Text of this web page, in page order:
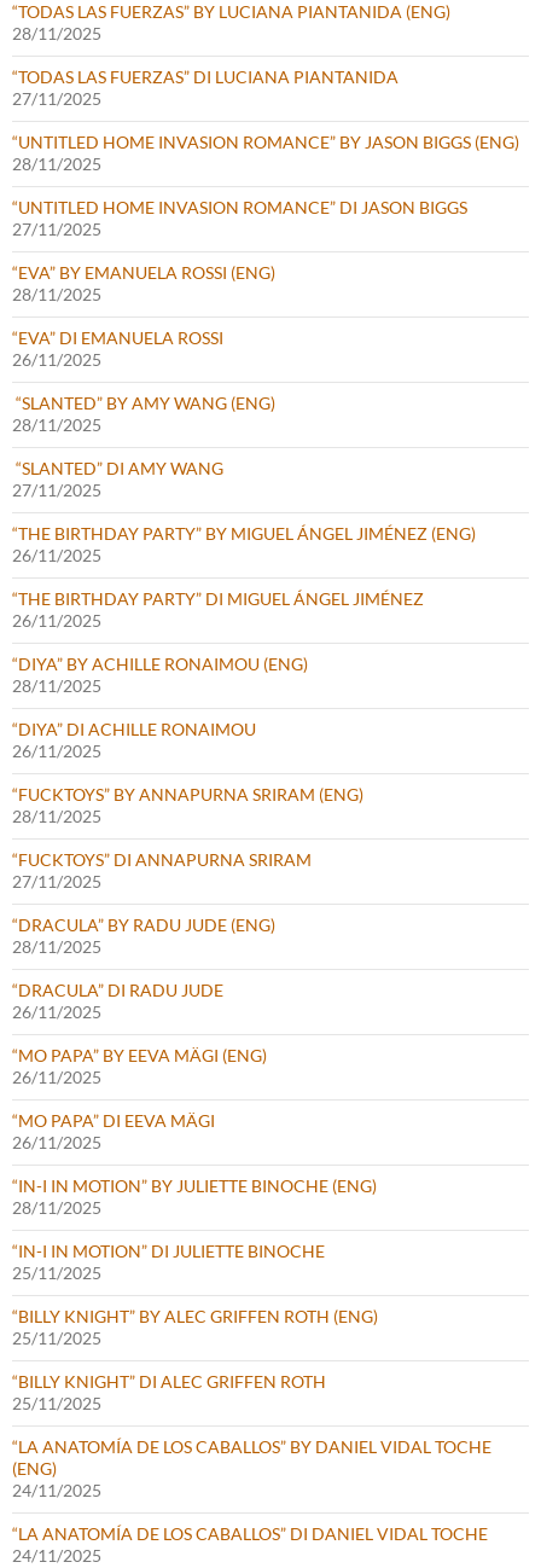
“TODAS LAS FUERZAS” BY LUCIANA PIANTANIDA (ENG)
28/11/2025
“TODAS LAS FUERZAS” DI LUCIANA PIANTANIDA
27/11/2025
“UNTITLED HOME INVASION ROMANCE” BY JASON BIGGS (ENG)
28/11/2025
“UNTITLED HOME INVASION ROMANCE” DI JASON BIGGS
27/11/2025
“EVA” BY EMANUELA ROSSI (ENG)
28/11/2025
“EVA” DI EMANUELA ROSSI
26/11/2025
“SLANTED” BY AMY WANG (ENG)
28/11/2025
“SLANTED” DI AMY WANG
27/11/2025
“THE BIRTHDAY PARTY” BY MIGUEL ÁNGEL JIMÉNEZ (ENG)
26/11/2025
“THE BIRTHDAY PARTY” DI MIGUEL ÁNGEL JIMÉNEZ
26/11/2025
“DIYA” BY ACHILLE RONAIMOU (ENG)
28/11/2025
“DIYA” DI ACHILLE RONAIMOU
26/11/2025
“FUCKTOYS” BY ANNAPURNA SRIRAM (ENG)
28/11/2025
“FUCKTOYS” DI ANNAPURNA SRIRAM
27/11/2025
“DRACULA” BY RADU JUDE (ENG)
28/11/2025
“DRACULA” DI RADU JUDE
26/11/2025
“MO PAPA” BY EEVA MÄGI (ENG)
26/11/2025
“MO PAPA” DI EEVA MÄGI
26/11/2025
“IN-I IN MOTION” BY JULIETTE BINOCHE (ENG)
28/11/2025
“IN-I IN MOTION” DI JULIETTE BINOCHE
25/11/2025
“BILLY KNIGHT” BY ALEC GRIFFEN ROTH (ENG)
25/11/2025
“BILLY KNIGHT” DI ALEC GRIFFEN ROTH
25/11/2025
“LA ANATOMÍA DE LOS CABALLOS” BY DANIEL VIDAL TOCHE
(ENG)
24/11/2025
“LA ANATOMÍA DE LOS CABALLOS” DI DANIEL VIDAL TOCHE
24/11/2025